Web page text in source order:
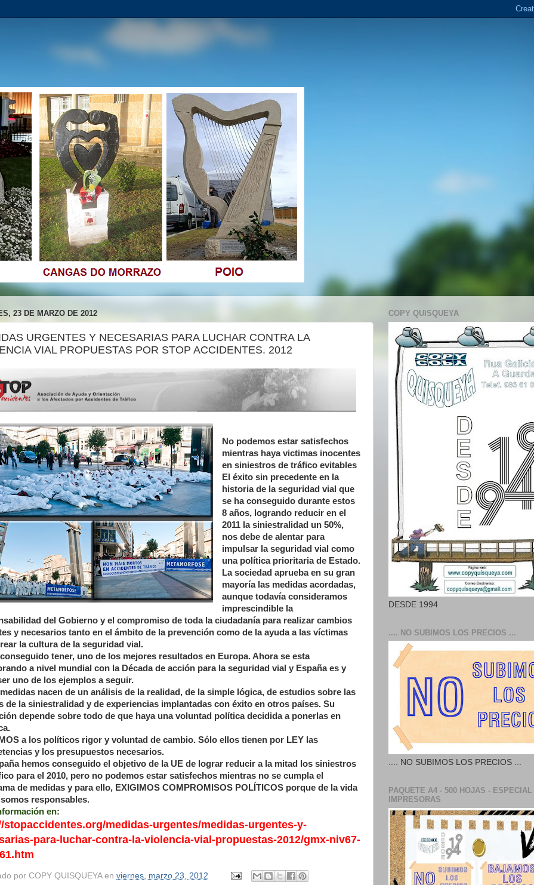
23 DE MARZO DE 2012
URGENTES Y NECESARIAS PARA LUCHAR CONTRA LA
VIAL PROPUESTAS POR STOP ACCIDENTES. 2012
No podemos estar satisfechos
mientras haya victimas inocentes
en siniestros de tráfico evitables
El éxito sin precedente en la
historia de la seguridad vial que
se ha conseguido durante estos
8 años, logrando reducir en el
2011 la siniestralidad un 50%,
nos debe de alentar para
impulsar la seguridad vial como
una política prioritaria de Estado.
La sociedad aprueba en su gran
mayoría las medidas acordadas,
aunque todavía consideramos
imprescindible la
del Gobierno y el compromiso de toda la ciudadanía para realizar cambios
y necesarios tanto en el ámbito de la prevención como de la ayuda a las víctimas
la cultura de la seguridad vial.
tener, uno de los mejores resultados en Europa. Ahora se esta
a nivel mundial con la Década de acción para la seguridad vial y España es y
uno de los ejemplos a seguir.
nacen de un análisis de la realidad, de la simple lógica, de estudios sobre las
de la siniestralidad y de experiencias implantadas con éxito en otros países. Su
depende sobre todo de que haya una voluntad política decidida a ponerlas en
a los políticos rigor y voluntad de cambio. Sólo ellos tienen por LEY las
y los presupuestos necesarios.
hemos conseguido el objetivo de la UE de lograr reducir a la mitad los siniestros
para el 2010, pero no podemos estar satisfechos mientras no se cumpla el
de medidas y para ello, EXIGIMOS COMPROMISOS POLÍTICOS porque de la vida
responsables.
en:
stopaccidentes.org/medidas-urgentes/medidas-urgentes-y-
para-luchar-contra-la-violencia-vial-propuestas-2012/gmx-niv67-
por COPY QUISQUEYA en viernes, marzo 23, 2012
COPY QUISQUEYA
DESDE 1994
.... NO SUBIMOS LOS PRECIOS ...
.... NO SUBIMOS LOS PRECIOS ...
PAQUETE A4 - 500 HOJAS - ESPECIAL
IMPRESORAS